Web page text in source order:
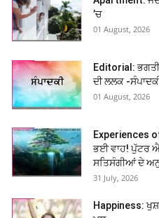
’ਚ
01 August, 2026
Editorial:
ਦੀ ਲਲਕ -
01 August, 2026
Experiences
ਭਈ ਵਾਹ! ਪੁੱਟਰ
ਸਤਿਸੰਗੀਆਂ ਦੇ
31 July, 2026
Happiness: